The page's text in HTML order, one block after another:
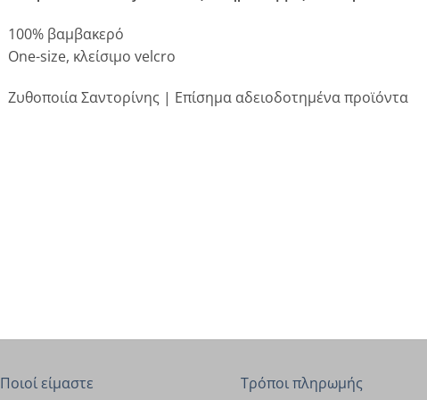
100% βαμβακερό
One-size, κλείσιμο velcro
Ζυθοποιία Σαντορίνης | Επίσημα αδειοδοτημένα προϊόντα
Ποιοί είμαστε Τρόποι πληρωμής